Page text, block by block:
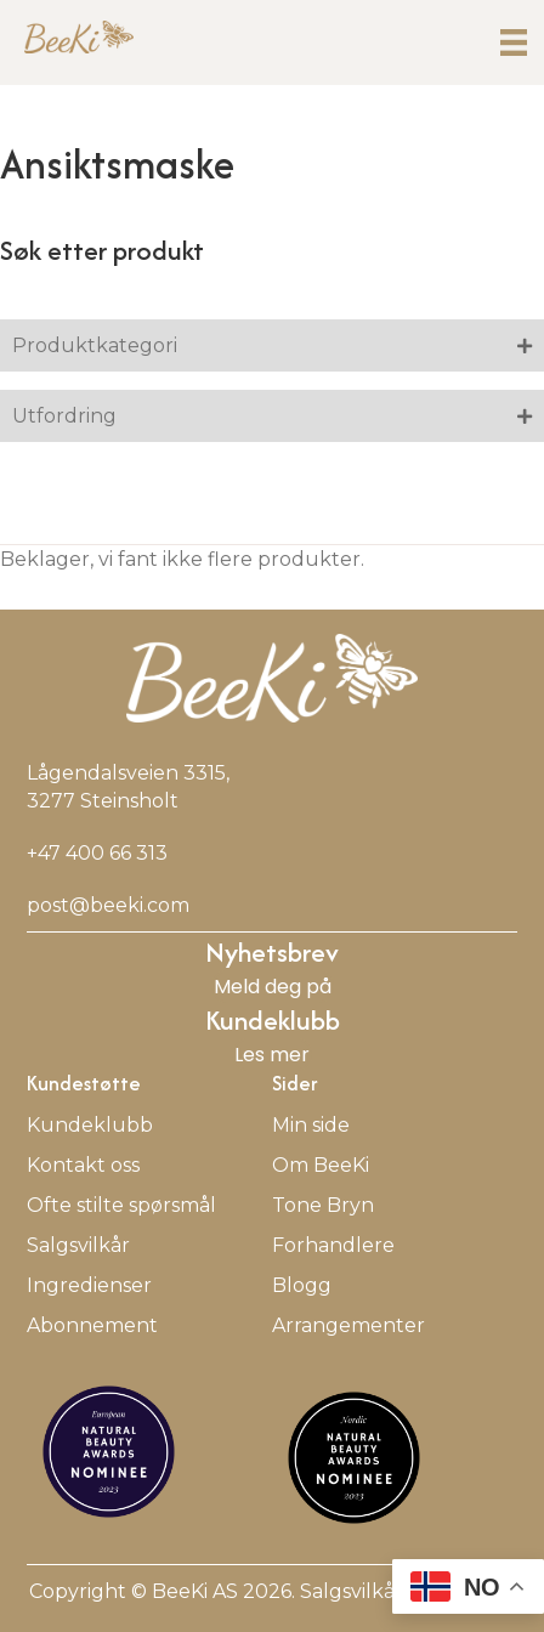
Ansiktsmaske
Søk etter produkt
Produktkategori
Utfordring
Beklager, vi fant ikke flere produkter.
Lågendalsveien 3315,
3277 Steinsholt
+47 400 66 313
post@beeki.com
Nyhetsbrev
Meld deg på
Kundeklubb
Les mer
Kundestøtte
Kundeklubb
Kontakt oss
Ofte stilte spørsmål
Salgsvilkår
Ingredienser
Abonnement
Sider
Min side
Om BeeKi
Tone Bryn
Forhandlere
Blogg
Arrangementer
Copyright © BeeKi AS 2026. Salgsvilkår NO